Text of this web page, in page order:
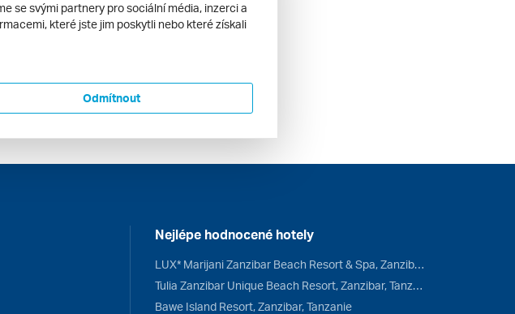
Nejlépe hodnocené hotely
LUX* Marijani Zanzibar Beach Resort & Spa, Zanzibar, Tanzanie
Tulia Zanzibar Unique Beach Resort, Zanzibar, Tanzanie
Bawe Island Resort, Zanzibar, Tanzanie
se svými partnery pro sociální média, inzerci a
které jste jim poskytli nebo které získali
Odmítnout